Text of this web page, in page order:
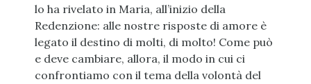
lo ha rivelato in Maria, all’inizio della
Redenzione: alle nostre risposte di amore è
legato il destino di molti, di molto! Come può
e deve cambiare, allora, il modo in cui ci
confrontiamo con il tema della volontà del